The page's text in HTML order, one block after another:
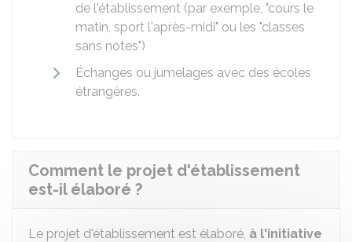
de l'établissement (par exemple, "cours le
matin, sport l'après-midi" ou les "classes
sans notes")
Échanges ou jumelages avec des écoles
étrangères.
Comment le projet d'établissement
est-il élaboré ?
Le projet d'établissement est élaboré, à l'initiative